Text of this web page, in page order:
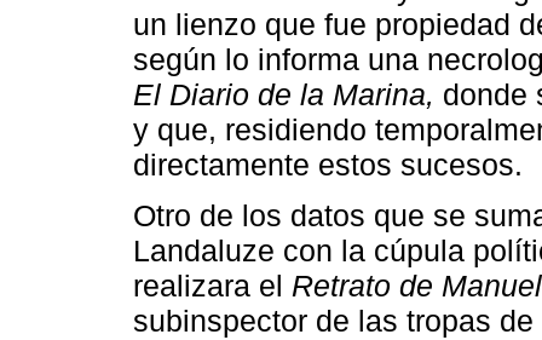
un lienzo que fue propiedad
según lo informa una
El Diario de la Marina, donde
y que, residiendo
directamente estos sucesos.
Otro de los datos que se
Landaluze con la cúpula
realizara el Retrato de
subinspector de las tropas